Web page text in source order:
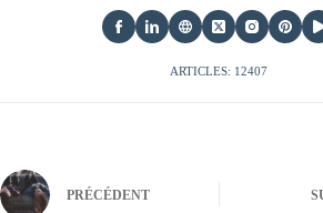
ARTICLES: 12407
PRÉCÉDENT